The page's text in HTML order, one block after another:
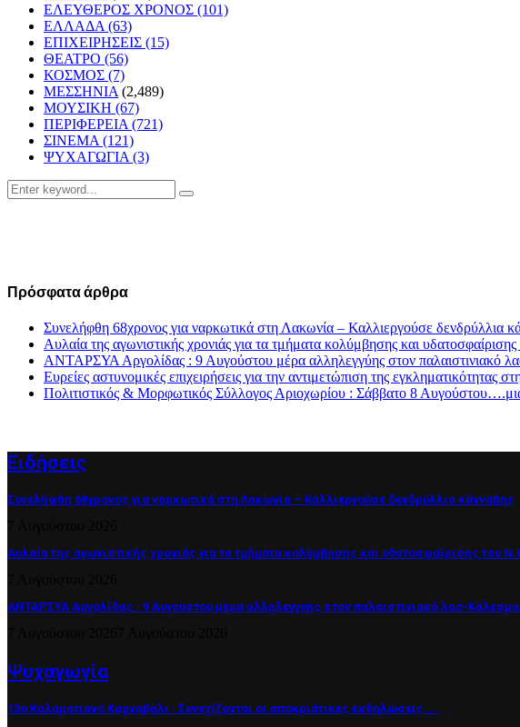
ΕΛΕΥΘΕΡΟΣ ΧΡΟΝΟΣ (101)
ΕΛΛΑΔΑ (63)
ΕΠΙΧΕΙΡΗΣΕΙΣ (15)
ΘΕΑΤΡΟ (56)
ΚΟΣΜΟΣ (7)
ΜΕΣΣΗΝΙΑ (2,489)
ΜΟΥΣΙΚΗ (67)
ΠΕΡΙΦΕΡΕΙΑ (721)
ΣΙΝΕΜΑ (121)
ΨΥΧΑΓΩΓΙΑ (3)
Search
for:
Search
Πρόσφατα άρθρα
Συνελήφθη 68χρονος για ναρκωτικά στη Λακωνία – Καλλιεργούσε δενδρύλλια
Αυλαία της αγωνιστικής χρονιάς για τα τμήματα κολύμβησης και
ΑΝΤΑΡΣΥΑ Αργολίδας : 9 Αυγούστου μέρα αλληλεγγύης στον παλαιστινιακό
Ευρείες αστυνομικές επιχειρήσεις για την αντιμετώπιση της εγκληματικότητας
Πολιτιστικός & Μορφωτικός Σύλλογος Αριοχωρίου : Σάββατο 8
Ειδήσεις
Συνελήφθη 68χρονος για ναρκωτικά στη Λακωνία – Καλλιεργούσε δενδρύλλια κάνναβης
Αυλαία της αγωνιστικής χρονιάς για τα τμήματα κολύμβησης και υδατοσφαίρισης του
ΑΝΤΑΡΣΥΑ Αργολίδας : 9 Αυγούστου μέρα αλληλεγγύης στον παλαιστινιακό λαό-
Ψυχαγωγία
13ο Καλαματιανό Καρναβάλι : Συνεχίζονται οι αποκριάτικες εκδηλώσεις ….